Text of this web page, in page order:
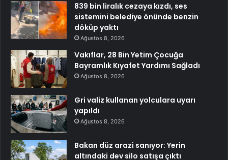
839 bin liralık cezaya kızdı, ses
sistemini belediye önünde benzin
döküp yaktı
Ağustos 8, 2026
Vakıflar, 28 Bin Yetim Çocuğa
Bayramlık Kıyafet Yardımı Sağladı
Ağustos 8, 2026
Gri valiz kullanan yolculara uyarı
yapıldı
Ağustos 8, 2026
Bakan düz arazi sanıyor: Yerin
altındaki dev silo satışa çıktı